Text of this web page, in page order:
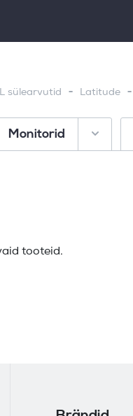
sülearvutid - Latitude -
Monitorid
tooteid.